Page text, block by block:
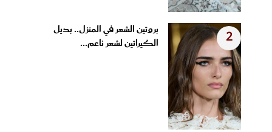
2
بروتين الشعر في المنزل.. بديل
الكيراتين لشعر ناعم...